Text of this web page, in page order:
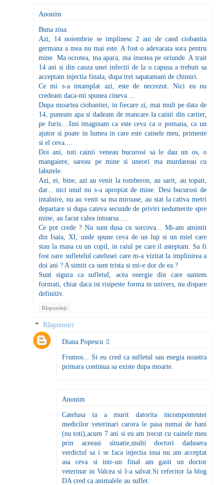
Anonim
Buna ziua.
Azi, 14 noiembrie se implinesc 2 ani de cand ciobanita
germana a mea nu mai este. A fost o adevarata sora pentru
mine. Ma ocrotea, ma apara, ma insotea pe oriunde. A trait
14 ani si din cauza unei infectii de la o capusa a trebuit sa
acceptam injectia finala, dupa trei sapatamani de chinuri.
Ce mi s-a intamplat azi, este de necrezut. Nici eu nu
credeam daca-mi spunea cineva ...
Dupa moartea ciobanitei, in fiecare zi, mai mult pe data de
14, puneam apa si dadeam de mancare la cainii din cartier,
pe furis....Imi imaginam ca este ceva ca o pomana, ca un
ajutor si poate in lumea in care este cainele meu, primeste
si el ceva....
Doi ani, toti cainii veneau bucurosi sa le dau un os, o
mangaiere, sareau pe mine si uneori ma murdareau cu
labutele.
Azi, ei, bine, azi au venit la tomberon, au sarit, au topait,
dar... nici unul nu s-a apropiat de mine. Desi bucurosi de
intalnire, nu au venit sa ma miroase, au stat la cativa metri
departare si dupa cateva secunde de priviri nedumerite spre
mine, au facut calea intoarsa.....
Ce pot crede ? Nu sunt dusa cu sorcova... Mi-am amintit
din Isaia, XI, unde spune ceva de un lup si un miel care
stau la masa cu un copil, in raiul pe care il asteptam. Sa fi
fost oare sufletelul catelusei care m-a vizitat la implinirea a
doi ani ? A simtit ca sunt trista si mi-e dor de ea ?
Sunt sigura ca sufletul, acea energie din care suntem
formati, chiar daca isi risipeste forma in univers, nu dispare
definitiv.
Răspundeți
Răspunsuri
Diana Popescu
Frumos... Si eu cred ca sufletul sau enegia noastra
primara continua sa existe dupa moarte.
Anonim
Catelusa ta a murit datorita incompententei
medicilor veterinari carora le pasa numai de bani
(nu toti),acum 7 ani si eu am trecut cu cainele meu
prin aceeasi situatie,multi doctori dadusera
verdictul sa i se faca injectia insa nu am acceptat
asa ceva si intr-un final am gasit un doctor
veterinar in Valcea si l-a salvat.Si referitor la blog
DA cred ca animalele au suflet.